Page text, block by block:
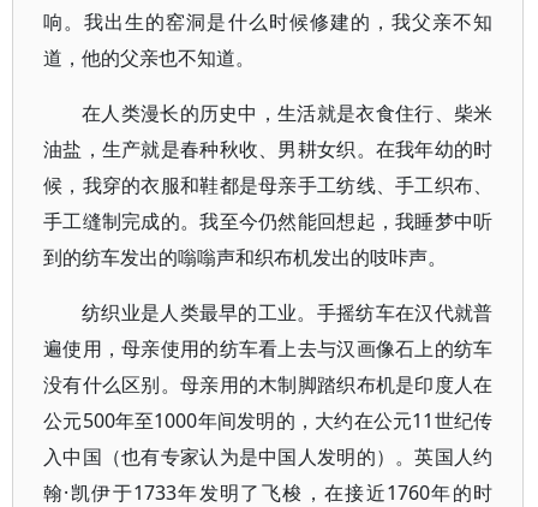
响。我出生的窑洞是什么时候修建的，我父亲不知
道，他的父亲也不知道。
在人类漫长的历史中，生活就是衣食住行、柴米
油盐，生产就是春种秋收、男耕女织。在我年幼的时
候，我穿的衣服和鞋都是母亲手工纺线、手工织布、
手工缝制完成的。我至今仍然能回想起，我睡梦中听
到的纺车发出的嗡嗡声和织布机发出的吱咔声。
纺织业是人类最早的工业。手摇纺车在汉代就普
遍使用，母亲使用的纺车看上去与汉画像石上的纺车
没有什么区别。母亲用的木制脚踏织布机是印度人在
公元500年至1000年间发明的，大约在公元11世纪传
入中国（也有专家认为是中国人发明的）。英国人约
翰·凯伊于1733年发明了飞梭，在接近1760年的时